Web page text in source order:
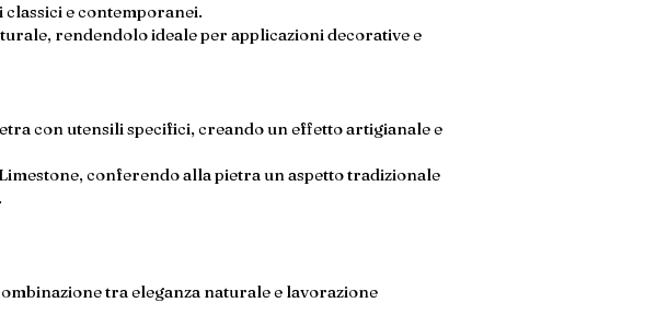
e contemporanei.
rendendolo ideale per applicazioni decorative e
con utensili specifici, creando un effetto artigianale e
conferendo alla pietra un aspetto tradizionale
tra eleganza naturale e lavorazione